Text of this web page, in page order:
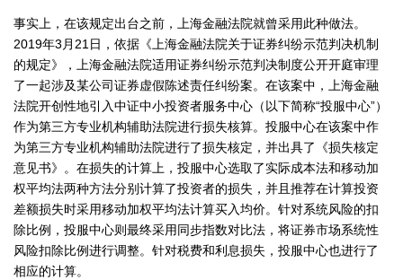
事实上，在该规定出台之前，上海金融法院就曾采用此种做法。
2019年3月21日，依据《上海金融法院关于证券纠纷示范判决机制
的规定》，上海金融法院适用证券纠纷示范判决制度公开开庭审理
了一起涉及某公司证券虚假陈述责任纠纷案。在该案中，上海金融
法院开创性地引入中证中小投资者服务中心（以下简称“投服中心”）
作为第三方专业机构辅助法院进行损失核算。投服中心在该案中作
为第三方专业机构辅助法院进行了损失核定，并出具了《损失核定
意见书》。在损失的计算上，投服中心选取了实际成本法和移动加
权平均法两种方法分别计算了投资者的损失，并且推荐在计算投资
差额损失时采用移动加权平均法计算买入均价。针对系统风险的扣
除比例，投服中心则最终采用同步指数对比法，将证券市场系统性
风险扣除比例进行调整。针对税费和利息损失，投服中心也进行了
相应的计算。